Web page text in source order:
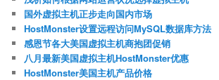
国外虚拟主机正步走向国内市场
HostMonster设置远程访问MySQL数据库方法
感恩节各大美国虚拟主机商抱团促销
八月最新美国虚拟主机HostMonster优惠
HostMonster美国主机产品价格